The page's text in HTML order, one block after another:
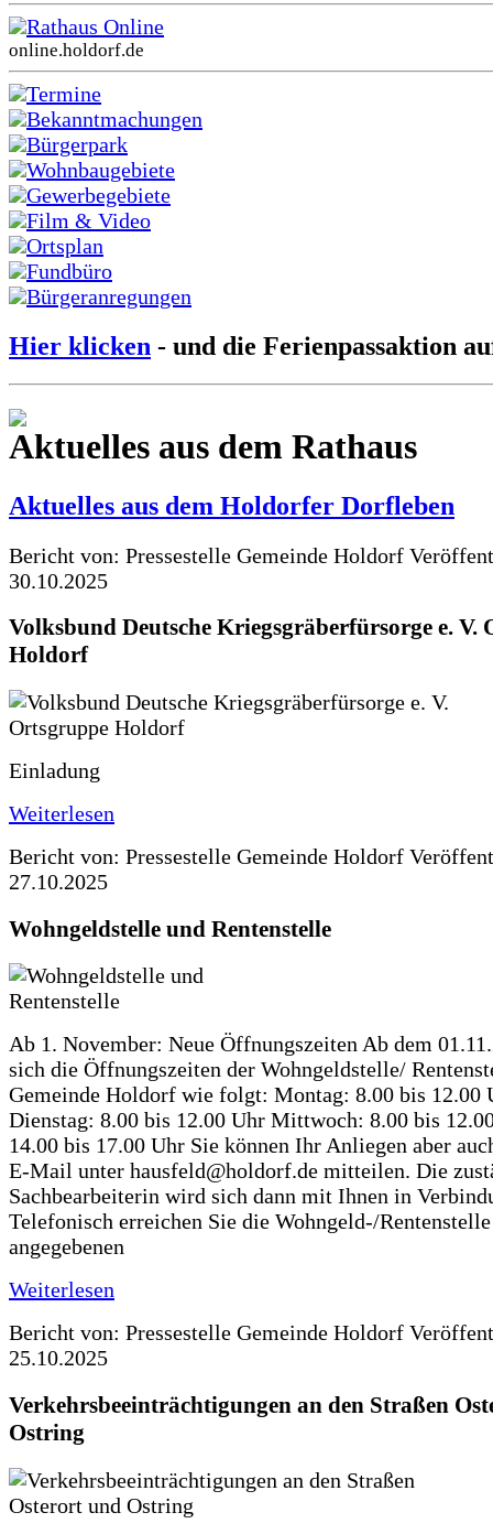
Rathaus Online
online.holdorf.de
Termine
Bekanntmachungen
Bürgerpark
Wohnbaugebiete
Gewerbegebiete
Film & Video
Ortsplan
Fundbüro
Bürgeranregungen
Hier klicken - und die Ferienpassaktion
Aktuelles aus dem Rathaus
Aktuelles aus dem Holdorfer Dorfleben
Bericht von: Pressestelle Gemeinde Holdorf
30.10.2025
Volksbund Deutsche Kriegsgräberfürsorge e. V.
Holdorf
Einladung
Weiterlesen
Bericht von: Pressestelle Gemeinde Holdorf
27.10.2025
Wohngeldstelle und Rentenstelle
Ab 1. November: Neue Öffnungszeiten Ab dem
sich die Öffnungszeiten der Wohngeldstelle/
Gemeinde Holdorf wie folgt: Montag: 8.00 bis 12.00
Dienstag: 8.00 bis 12.00 Uhr Mittwoch: 8.00 bis
14.00 bis 17.00 Uhr Sie können Ihr Anliegen aber
E-Mail unter hausfeld@holdorf.de mitteilen. Die
Sachbearbeiterin wird sich dann mit Ihnen in
Telefonisch erreichen Sie die Wohngeld-/
angegebenen
Weiterlesen
Bericht von: Pressestelle Gemeinde Holdorf
25.10.2025
Verkehrsbeeinträchtigungen an den Straßen
Ostring